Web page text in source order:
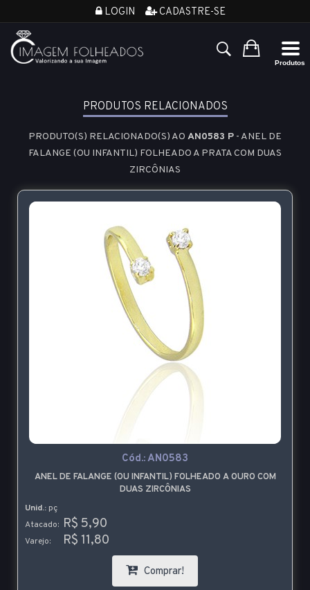
LOGIN CADASTRE-SE
PRODUTOS RELACIONADOS
PRODUTO(S) RELACIONADO(S) AO AN0583 P - ANEL DE
FALANGE (OU INFANTIL) FOLHEADO A PRATA COM DUAS
ZIRCÔNIAS
Cód.:AN0583
ANEL DE FALANGE (OU INFANTIL) FOLHEADO A OURO COM
DUAS ZIRCÔNIAS
Unid.: pç
Atacado: R$ 5,90
Varejo: R$ 11,80
Comprar!